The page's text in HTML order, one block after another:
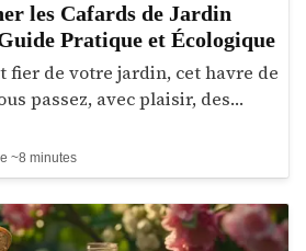
les Cafards de Jardin
Pratique et Écologique
fier de votre jardin, cet havre de
passez, avec plaisir, des
Cependant, cet éden peut
théâtre d’une lutte discrète
des invités indésirables : les
la vue de ces nuisibles fouillant
dérange, vous n'êtes pas le
~8 minutes